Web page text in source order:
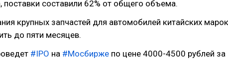
поставки составили 62% от общего объема.
крупных запчастей для автомобилей китайских марок
до пяти месяцев.
#IPO на #Мосбирже по цене 4000-4500 рублей за